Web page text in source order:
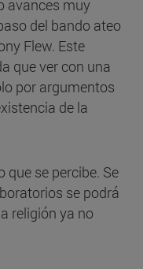
avances muy
del bando ateo
Flew. Este
que ver con una
por argumentos
de la
que se percibe. Se
se podrá
religión ya no